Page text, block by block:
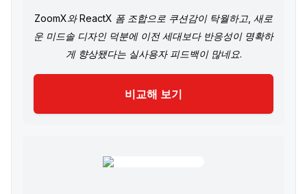
ZoomX와 ReactX 폼 조합으로 쿠션감이 탁월하고, 새로
운 미드솔 디자인 덕분에 이전 세대보다 반응성이 명확하
게 향상됐다는 실사용자 피드백이 많네요.
비교해 보기